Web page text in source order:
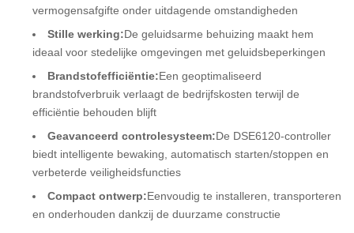
vermogensafgifte onder uitdagende omstandigheden
Stille werking:De geluidsarme behuizing maakt hem
ideaal voor stedelijke omgevingen met geluidsbeperkingen
Brandstofefficiëntie:Een geoptimaliseerd
brandstofverbruik verlaagt de bedrijfskosten terwijl de
efficiëntie behouden blijft
Geavanceerd controlesysteem:De DSE6120-controller
biedt intelligente bewaking, automatisch starten/stoppen en
verbeterde veiligheidsfuncties
Compact ontwerp:Eenvoudig te installeren, transporteren
en onderhouden dankzij de duurzame constructie